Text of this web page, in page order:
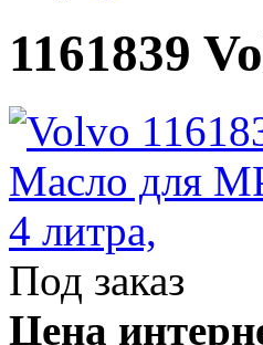
1161839
Под заказ
Цена